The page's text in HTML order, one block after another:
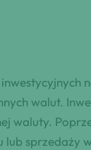
walut.
waluty.
sprzedaży